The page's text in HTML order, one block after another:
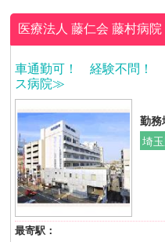
医療法人 藤仁会藤村病院
車通勤可！ 経験不問！
ス病院≫
勤務
埼
最寄駅：